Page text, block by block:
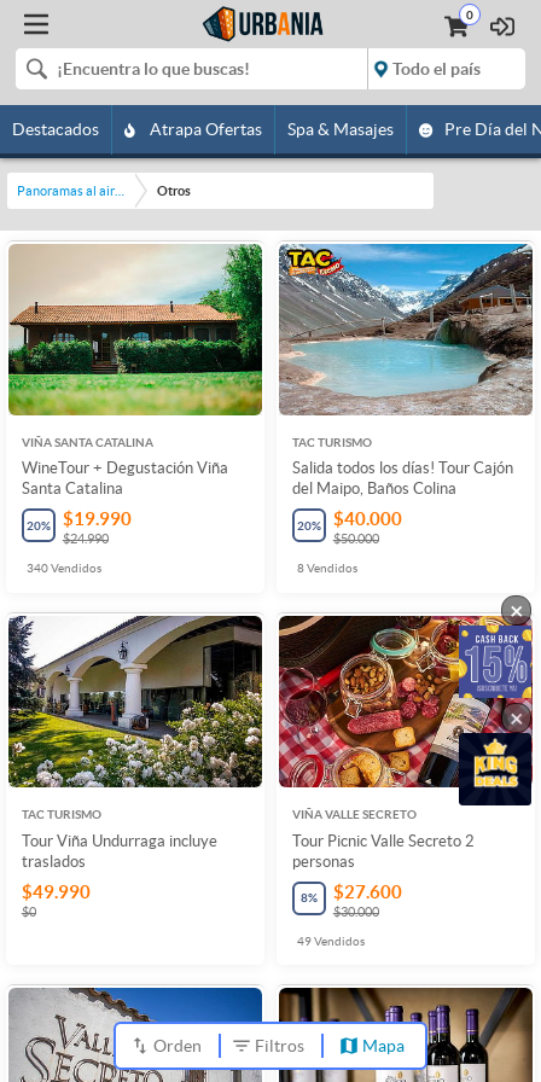
0
Destacados Atrapa Ofertas Spa & Masajes Pre Día del
Panoramas al aire libre Otros
VIÑA SANTA CATALINA
WineTour + Degustación Viña
Santa Catalina
20% $19.990
$24.990
340Vendidos
TAC TURISMO
Salida todos los días! Tour Cajón
del Maipo, Baños Colina
20% $40.000
$50.000
8Vendidos
TAC TURISMO
Tour Viña Undurraga incluye
traslados
$49.990
$0
VIÑA VALLE SECRETO
Tour Picnic Valle Secreto 2
personas
8% $27.600
$30.000
49Vendidos
Orden Filtros Mapa
×
×